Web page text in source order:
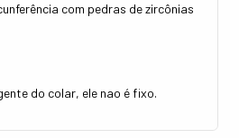
com pedras de zircônias
do colar, ele nao é fixo.